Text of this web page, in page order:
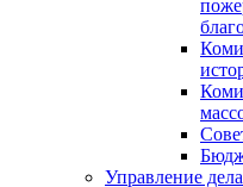
Управление